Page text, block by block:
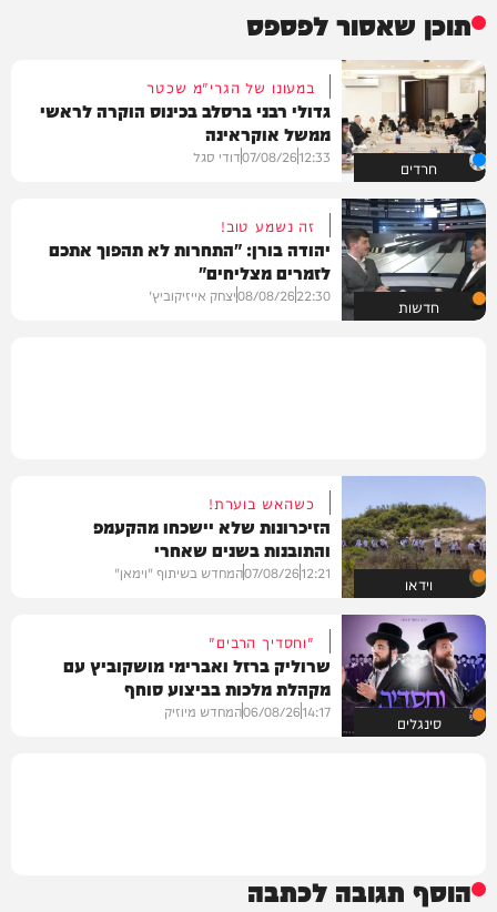
תוכן שאסור לפספס
חרדים
במעונו של הגרי"מ שכטר
גדולי רבני ברסלב בכינוס הוקרה לראשי
ממשל אוקראינה
12:33
07/08/26דודי סגל
חדשות
זה נשמע טוב!
יהודה בורן: "התחרות לא תהפוך אתכם
לזמרים מצליחים"
22:30
08/08/26יצחק אייזיקוביץ'
וידאו
כשהאש בוערת!
הזיכרונות שלא יישכחו מהקעמפ
והתובנות בשנים שאחרי
12:21
07/08/26המחדש בשיתוף "וימאן"
סינגלים
"וחסדיך הרבים"
שרוליק ברזל ואברימי מושקוביץ עם
מקהלת מלכות בביצוע סוחף
14:17
06/08/26המחדש מיוזיק
הוסף תגובה לכתבה